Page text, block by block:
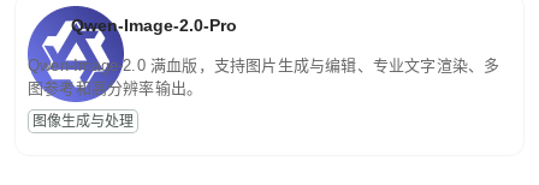
Qwen-Image-2.0-Pro
Qwen-Image-2.0 满血版，支持图片生成与编辑、专业文字渲染、多
图参考和高分辨率输出。
图像生成与处理